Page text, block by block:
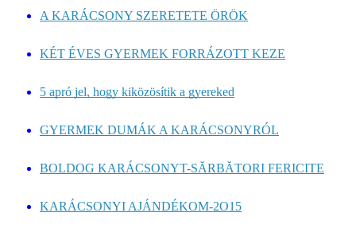
A KARÁCSONY SZERETETE ÖRÖK
KÉT ÉVES GYERMEK FORRÁZOTT KEZE
5 apró jel, hogy kiközösítik a gyereked
GYERMEK DUMÁK A KARÁCSONYRÓL
BOLDOG KARÁCSONYT-SĂRBĂTORI FERICITE
KARÁCSONYI AJÁNDÉKOM-2O15